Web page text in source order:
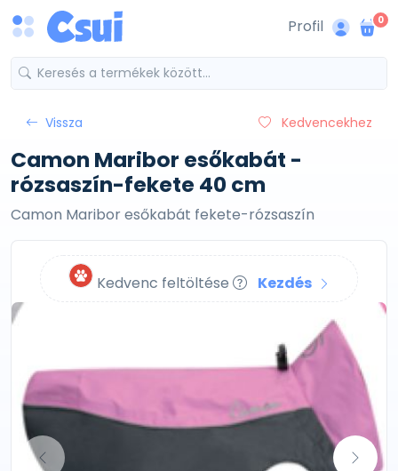
Profil 0
Vissza Kedvencekhez
Camon Maribor esőkabát -
rózsaszín-fekete 40 cm
Camon Maribor esőkabát fekete-rózsaszín
Kedvenc feltöltése Kezdés